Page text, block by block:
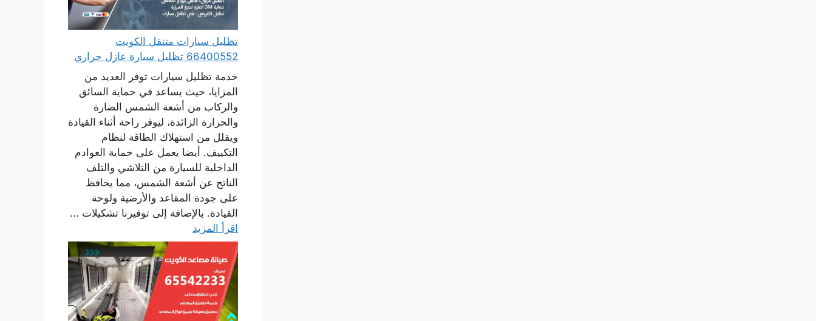
تظليل سيارات متنقل الكويت
66400552 تظليل سيارة عازل حراري
خدمة تظليل سيارات توفر العديد من
المزايا، حيث يساعد في حماية السائق
والركاب من أشعة الشمس الضارة
والحرارة الزائدة، ليوفر راحة أثناء القيادة
ويقلل من استهلاك الطاقة لنظام
التكييف. أيضا يعمل على حماية العوادم
الداخلية للسيارة من التلاشي والتلف
الناتج عن أشعة الشمس، مما يحافظ
على جودة المقاعد والأرضية ولوحة
القيادة. بالإضافة إلى توفيرنا تشكيلات ...
اقرأ المزيد